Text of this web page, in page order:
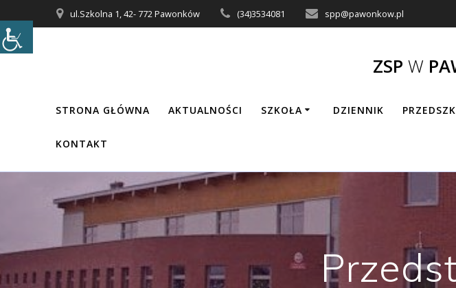
do
treści
ul.Szkolna 1, 42- 772 Pawonków (34)3534081 spp@pawonkow.pl
ZSP W
STRONA GŁÓWNA AKTUALNOŚCI SZKOŁA DZIENNIK
KONTAKT